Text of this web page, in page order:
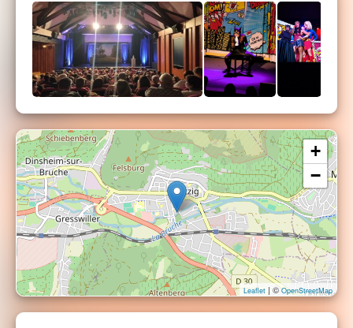
+
−
Leaflet | ©OpenStreetMap